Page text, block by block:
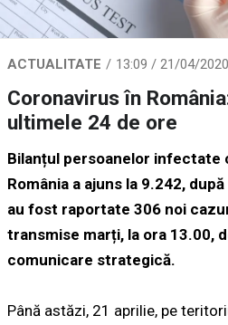
ACTUALITATE 13:09 / 21/04/2020
Coronavirus în
ultimele 24 de ore
Bilanțul persoanelor infectate
România a ajuns la 9.242,
au fost raportate 306 noi
transmise marți, la ora 13.00,
comunicare strategică.
Până astăzi, 21 aprilie, pe